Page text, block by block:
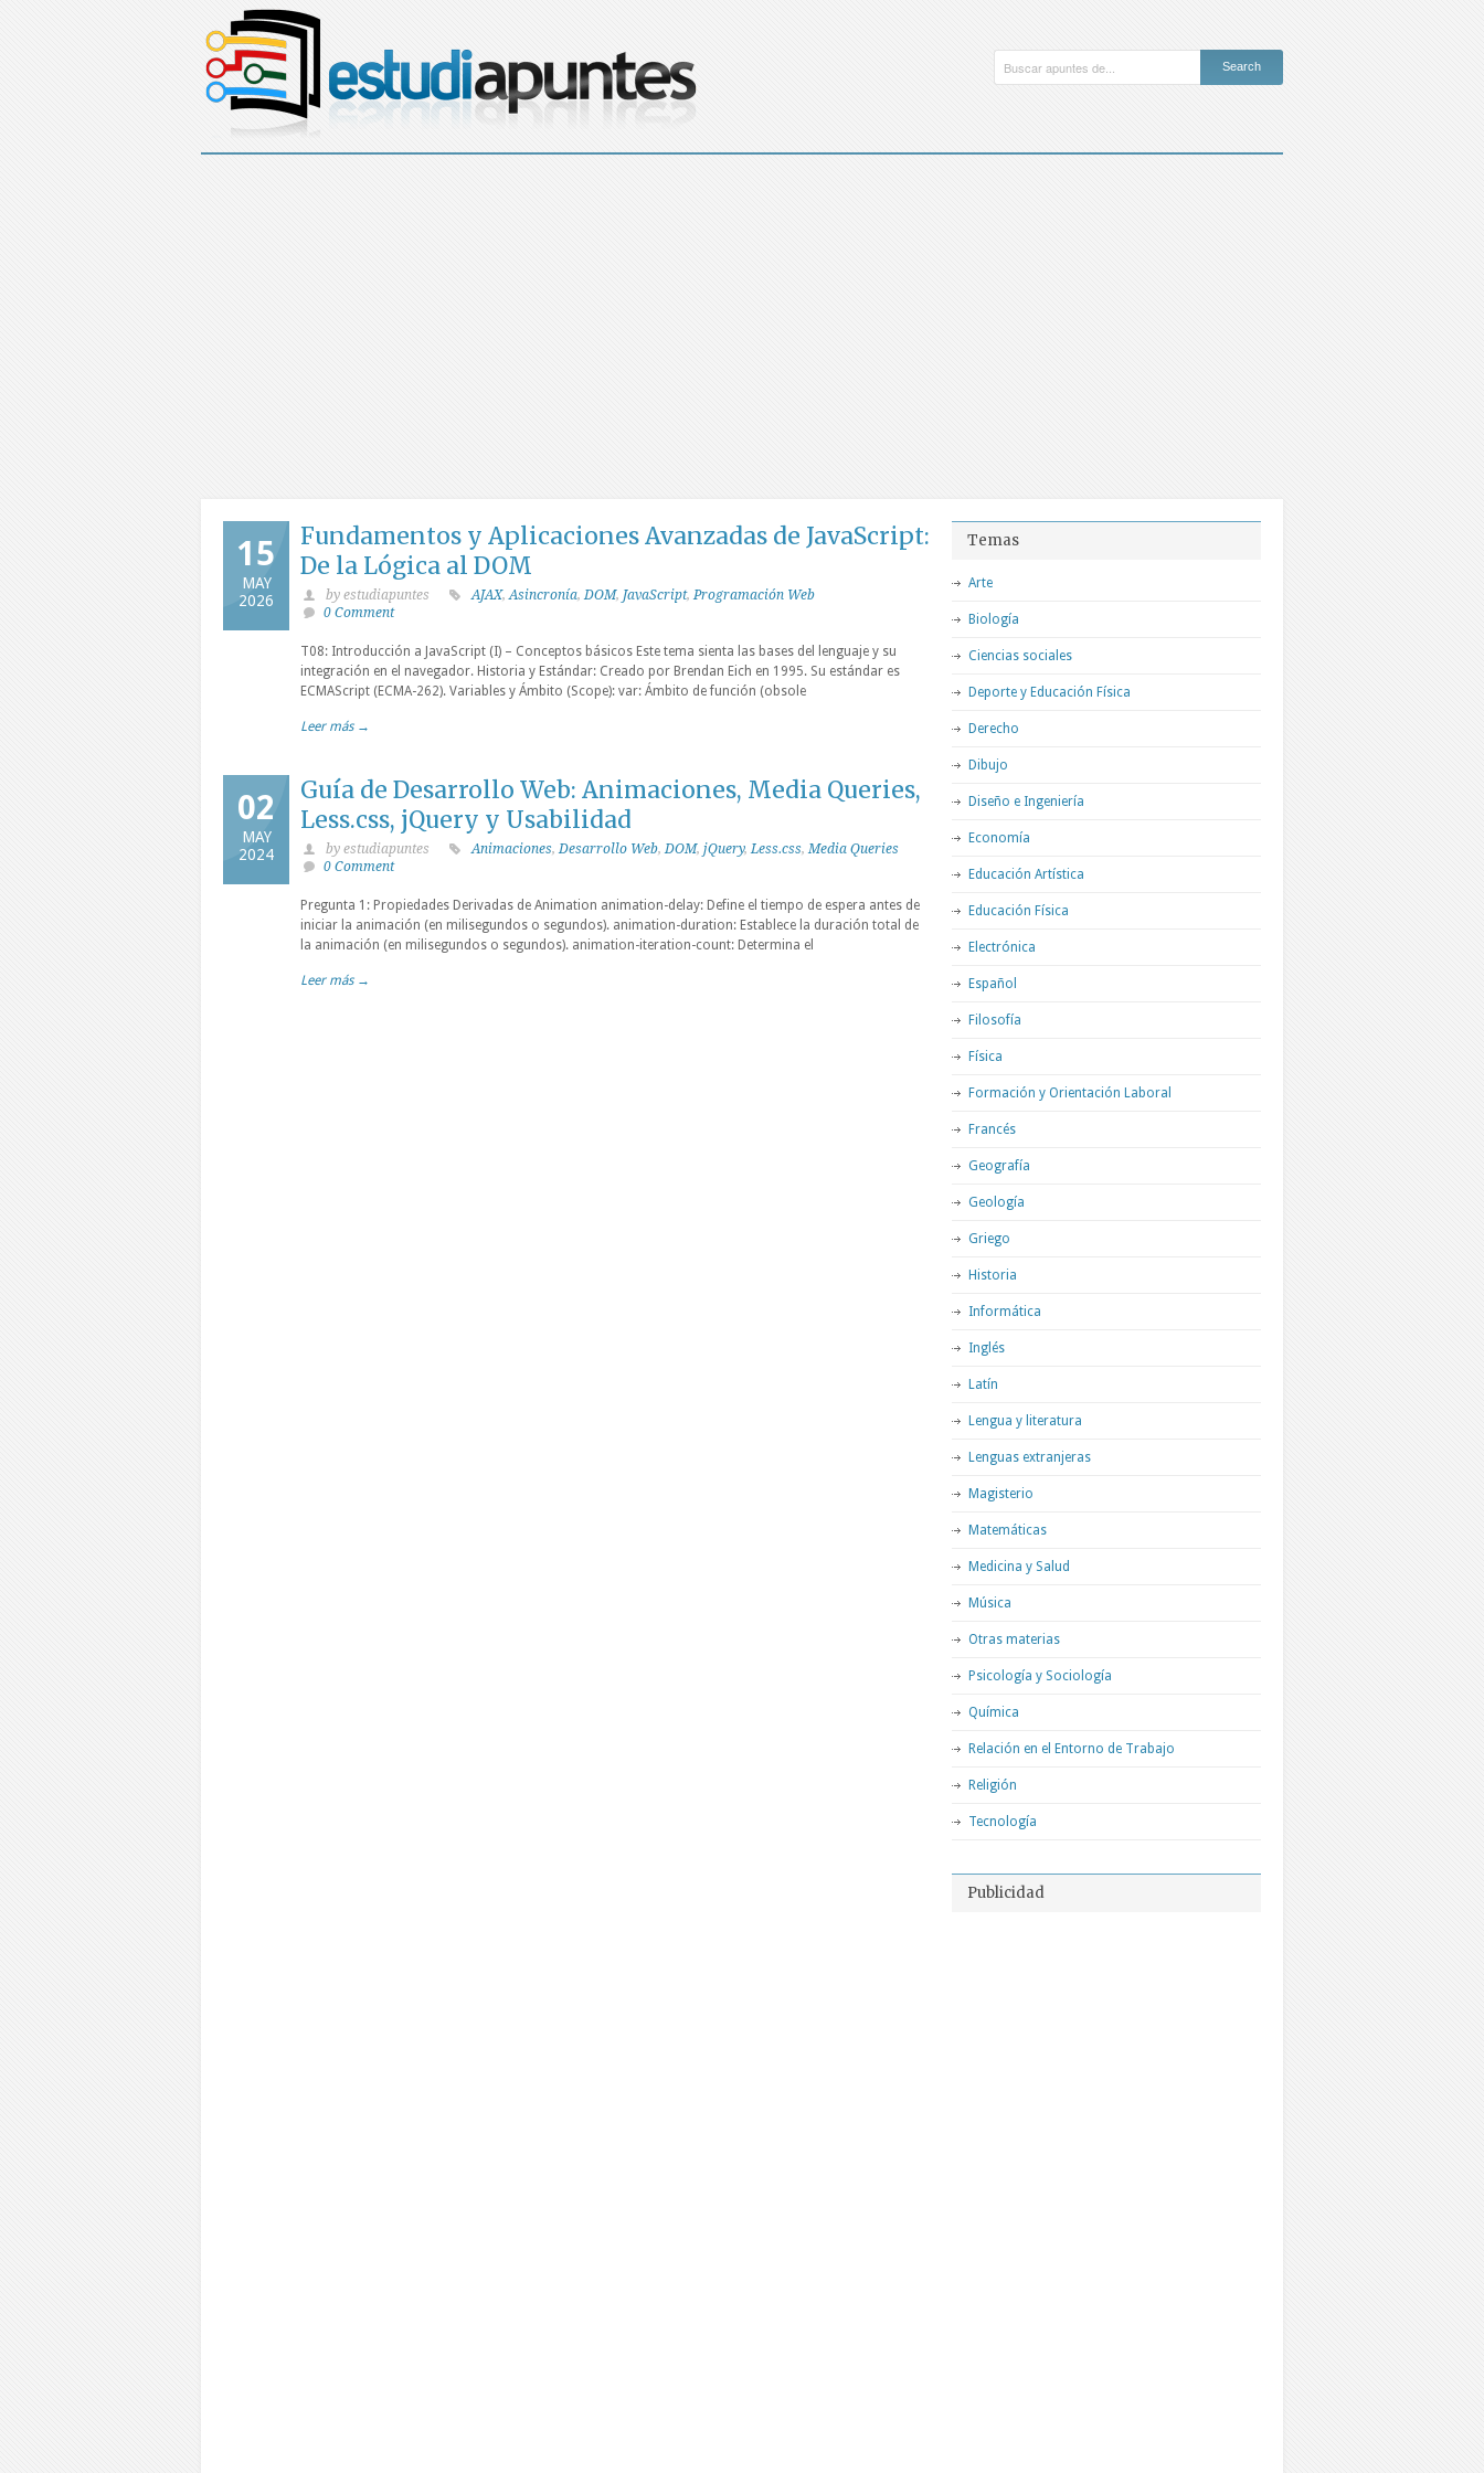
15
MAY
2026
Fundamentos y Aplicaciones Avanzadas de JavaScript:
De la Lógica al DOM
by estudiapuntes AJAX,Asincronía,DOM, JavaScript,Programación Web
0 Comment
T08: Introducción a JavaScript (I) – Conceptos básicos Este tema sienta las bases del lenguaje y su
integración en el navegador. Historia y Estándar: Creado por Brendan Eich en 1995. Su estándar es
ECMAScript (ECMA-262). Variables y Ámbito (Scope): var: Ámbito de función (obsole
Leer más →
02
MAY
2024
Guía de Desarrollo Web: Animaciones, Media Queries,
Less.css, jQuery y Usabilidad
by estudiapuntes Animaciones,Desarrollo Web,DOM, jQuery,Less.css,Media Queries
0 Comment
Pregunta 1: Propiedades Derivadas de Animation animation-delay: Define el tiempo de espera antes de
iniciar la animación (en milisegundos o segundos). animation-duration: Establece la duración total de
la animación (en milisegundos o segundos). animation-iteration-count: Determina el
Leer más →
Temas
Arte
Biología
Ciencias sociales
Deporte y Educación Física
Derecho
Dibujo
Diseño e Ingeniería
Economía
Educación Artística
Educación Física
Electrónica
Español
Filosofía
Física
Formación y Orientación Laboral
Francés
Geografía
Geología
Griego
Historia
Informática
Inglés
Latín
Lengua y literatura
Lenguas extranjeras
Magisterio
Matemáticas
Medicina y Salud
Música
Otras materias
Psicología y Sociología
Química
Relación en el Entorno de Trabajo
Religión
Tecnología
Publicidad